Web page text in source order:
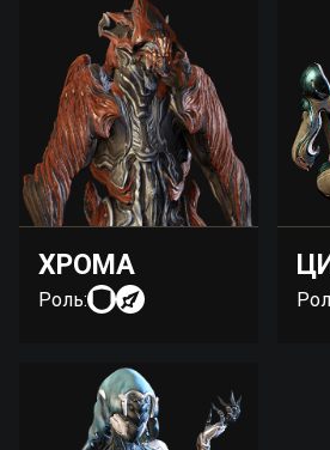
ХРОМА
Роль: